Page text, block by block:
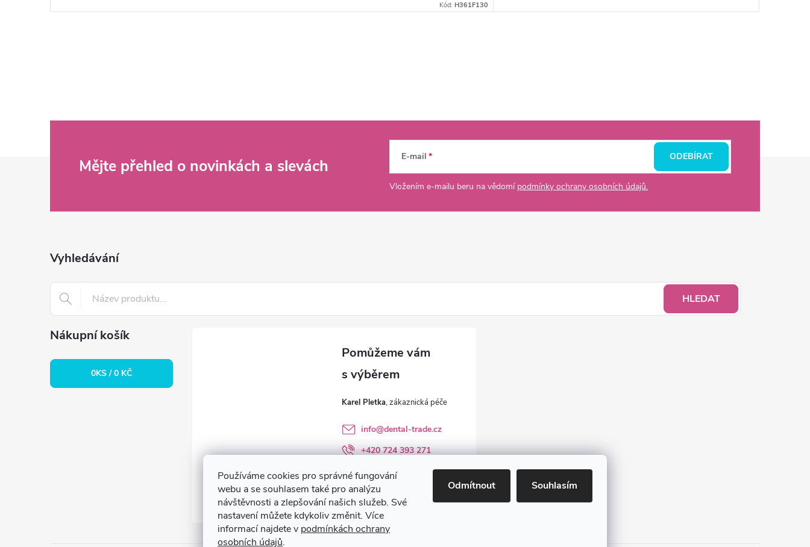
Používáme cookies pro správné fungování
webu a se souhlasem také pro analýzu
návštěvnosti a zlepšování našich služeb. Své
nastavení můžete kdykoliv změnit. Více
informací najdete v podmínkách ochrany
osobních údajů.
Odmítnout Souhlasím
Kód: H361F130
Mějte přehled o novinkách a slevách E-mail
Vložením e-mailu beru na vědomí podmínky ochrany osobních údajů.
ODEBÍRAT
Vyhledávání
HLEDAT
Nákupní košík
0KS /0 KČ
Karel Pletka
info@dental-trade.cz
+420 724 393 271
Sledujte nás na FB
dental_trade.cz